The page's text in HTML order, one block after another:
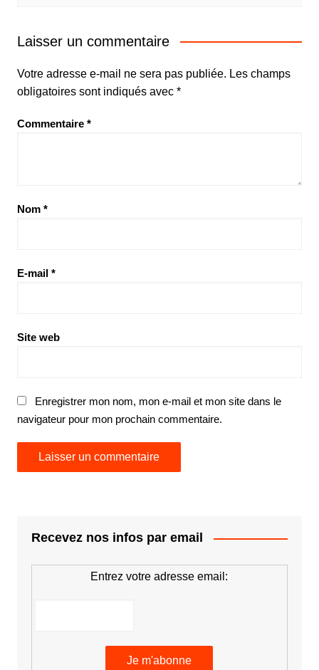
Laisser un commentaire
Votre adresse e-mail ne sera pas publiée. Les champs
obligatoires sont indiqués avec *
Commentaire *
Nom *
E-mail *
Site web
Enregistrer mon nom, mon e-mail et mon site dans le
navigateur pour mon prochain commentaire.
Recevez nos infos par email
Entrez votre adresse email: